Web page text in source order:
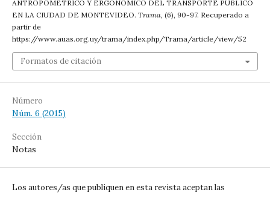
ANTROPOMÉTRICO Y ERGONÓMICO DEL TRANSPORTE PÚBLICO
EN LA CIUDAD DE MONTEVIDEO. Trama, (6), 90-97. Recuperado a
partir de
https://www.auas.org.uy/trama/index.php/Trama/article/view/52
Formatos de citación
Número
Núm. 6 (2015)
Sección
Notas
Los autores/as que publiquen en esta revista aceptan las